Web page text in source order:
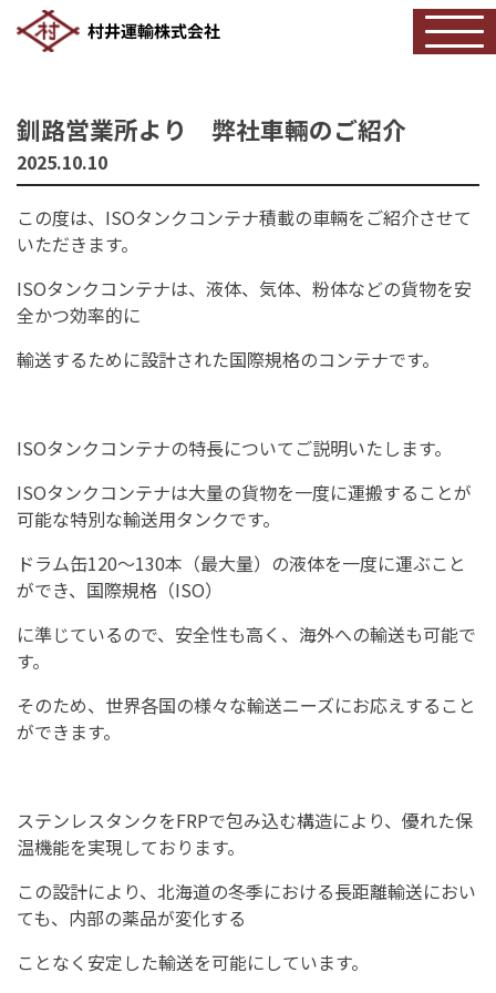
釧路営業所より 弊社車輛のご紹介
2025.10.10
この度は、ISOタンクコンテナ積載の車輛をご紹介させて
いただきます。
ISOタンクコンテナは、液体、気体、粉体などの貨物を安
全かつ効率的に
輸送するために設計された国際規格のコンテナです。
ISOタンクコンテナの特長についてご説明いたします。
ISOタンクコンテナは大量の貨物を一度に運搬することが
可能な特別な輸送用タンクです。
ドラム缶120～130本（最大量）の液体を一度に運ぶこと
ができ、国際規格（ISO）
に準じているので、安全性も高く、海外への輸送も可能で
す。
そのため、世界各国の様々な輸送ニーズにお応えすること
ができます。
ステンレスタンクをFRPで包み込む構造により、優れた保
温機能を実現しております。
この設計により、北海道の冬季における長距離輸送におい
ても、内部の薬品が変化する
ことなく安定した輸送を可能にしています。